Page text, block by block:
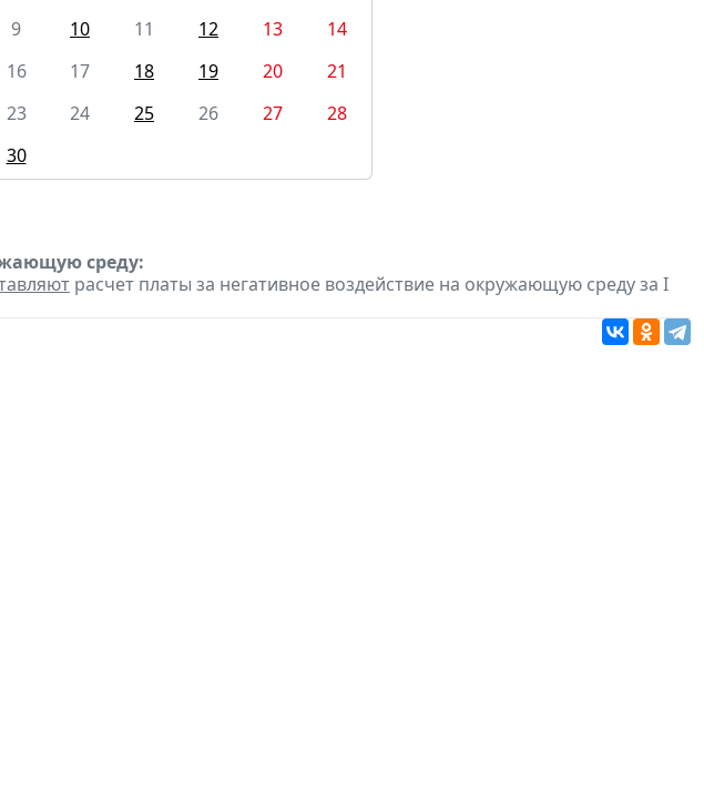
9 10 11 12 13
14
16 17 18 19 20
21
23 24 25 26 27
28
30
среду:
расчет платы за негативное воздействие на окружающую среду за I